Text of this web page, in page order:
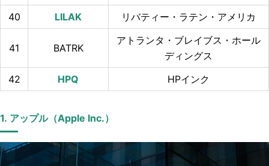
40
リバティー・ラテン・アメリカ
41 BATRK
アトランタ・ブレイブス・ホール
ディングス
42
HPインク
1. アップル（Apple Inc.）